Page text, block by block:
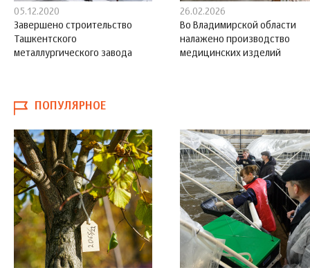
05.12.2020
Завершено строительство
Ташкентского
металлургического завода
26.02.2026
Во Владимирской области
налажено производство
медицинских изделий
ПОПУЛЯРНОЕ